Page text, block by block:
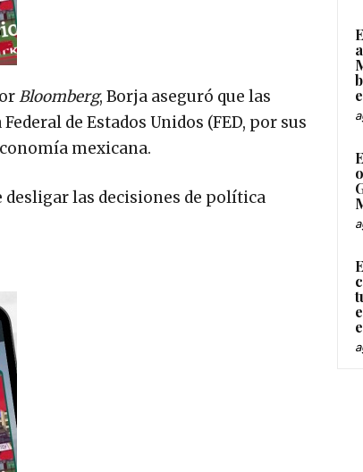
Bloomberg, Borja aseguró que las
de Estados Unidos (FED, por sus
mexicana.
desligar las decisiones de política